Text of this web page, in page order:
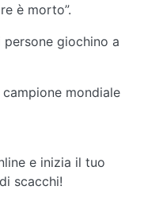
è morto”.
giochino a
mondiale
e inizia il tuo
scacchi!